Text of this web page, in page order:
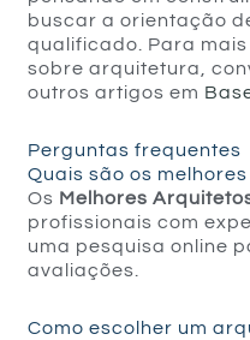
buscar a orientação
qualificado. Para
sobre arquitetura,
outros artigos em
Perguntas frequentes
Quais são os
Os Melhores
profissionais com
uma pesquisa online
avaliações.
Como escolher um